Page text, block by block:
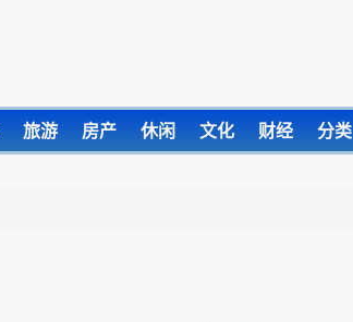
旅游 房产 休闲 文化 财经 分类